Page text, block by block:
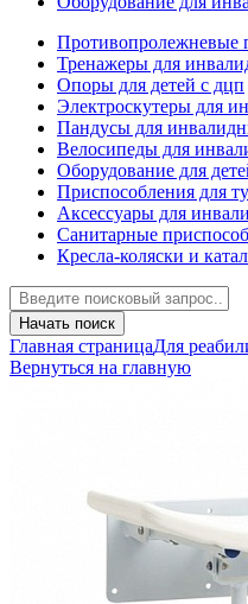
Противопролежневые
Тренажеры для
Опоры для детей с дцп
Электроскутеры для
Пандусы для
Велосипеды для
Оборудование для
Приспособления для
Аксессуары для
Санитарные
Кресла-коляски и
Начать поиск
Главная страницаДля
Вернуться на главную